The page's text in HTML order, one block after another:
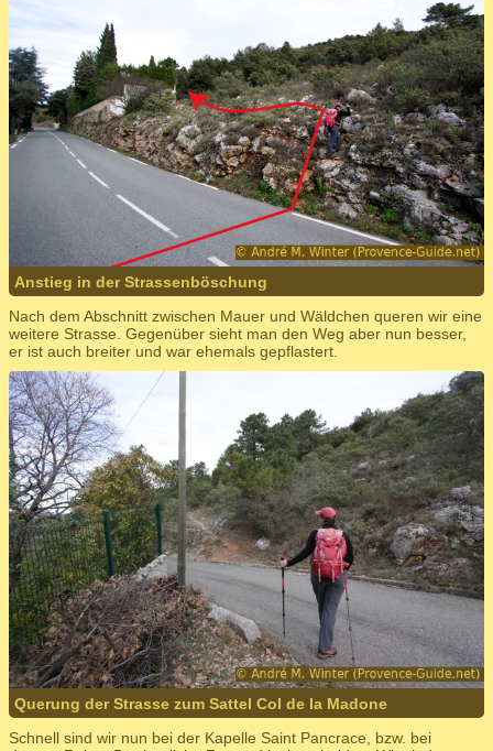
Anstieg in der Strassenböschung
Nach dem Abschnitt zwischen Mauer und Wäldchen queren wir eine
weitere Strasse. Gegenüber sieht man den Weg aber nun besser,
er ist auch breiter und war ehemals gepflastert.
Querung der Strasse zum Sattel Col de la Madone
Schnell sind wir nun bei der Kapelle Saint Pancrace, bzw. bei